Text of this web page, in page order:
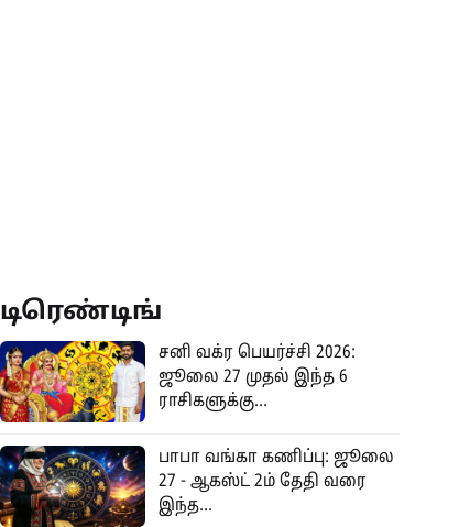
டிரெண்டிங்
சனி வக்ர பெயர்ச்சி 2026:
ஜூலை 27 முதல் இந்த 6
ராசிகளுக்கு...
பாபா வங்கா கணிப்பு: ஜூலை
27 - ஆகஸ்ட் 2ம் தேதி வரை
இந்த...